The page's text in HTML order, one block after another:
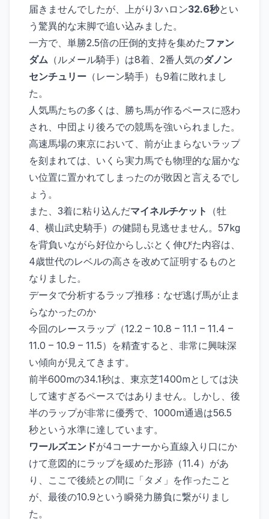
届きませんでしたが、上がり3ハロン32.6秒とい
う驚異的な末脚で追い込みました。
一方で、単勝2.5倍の圧倒的支持を集めたファン
ダム （ルメール騎手）は8着、2番人気のダノン
センチュリー （レーン騎手）も9着に敗れまし
た。
人気馬たちの多くは、勝ち馬が作るペースに惑わ
され、中団より後ろでの競馬を強いられました。
高速馬場の東京において、前が止まらないラップ
を刻まれては、いくら実力馬でも物理的な届かな
い位置に置かれてしまったのが敗因と言えるでし
ょう。
また、3着に粘り込んだマイネルチケット
（牡
4、横山武史騎手）の健闘も見逃せません。57kg
を背負いながら好位からしぶとく伸びた内容は、
4歳世代のレベルの高さを改めて証明するものと
なりました。
データで分析するラップ推移：なぜ逃げ馬が止ま
らなかったのか
今回のレースラップ（12.2 – 10.8 – 11.1 – 11.4 –
11.0 – 10.9 – 11.5）を精査すると、非常に興味深
い傾向が見えてきます。
前半600mの34.1秒は、東京芝1400mとしては決
して速すぎるペースではありません。しかし、後
半のラップが非常に優秀で、1000m通過は56.5
秒という水準に達しています。
ワールズエンドが4コーナーから直線入り口にか
けて意図的にラップを緩めた形跡（11.4）があ
り、ここで後続との間に「タメ」を作ったこと
が、最後の10.9という瞬発力勝負に繋がりまし
た。